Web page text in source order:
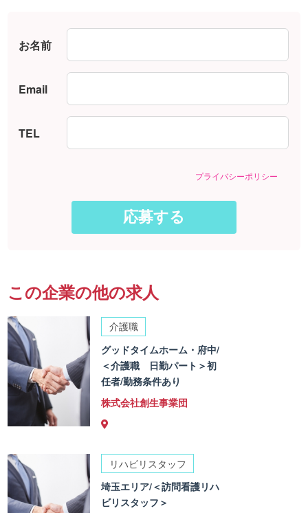
お名前
Email
TEL
プライバシーポリシー
この企業の他の求人
介護職
グッドタイムホーム・府中/
＜介護職 日勤パート＞初
任者/勤務条件あり
株式会社創生事業団
リハビリスタッフ
埼玉エリア/＜訪問看護リハ
ビリスタッフ＞